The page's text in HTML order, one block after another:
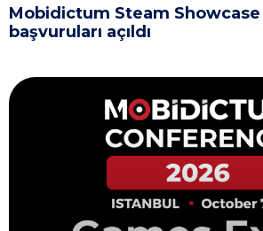
Mobidictum Steam
başvuruları açıldı